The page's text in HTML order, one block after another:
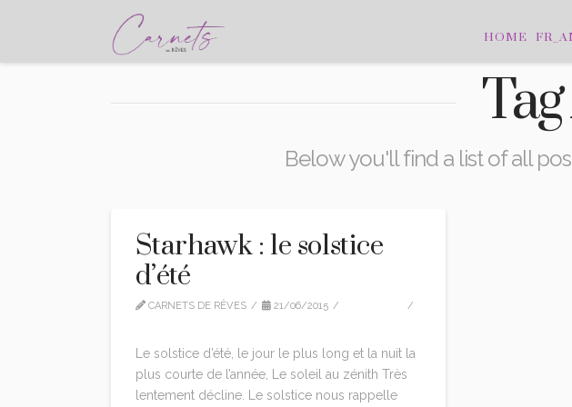
HOME
Below you'll find a list of all
Starhawk : le solstice
d’été
CARNETS DE RÊVES 21/06/2015
Le solstice d’été, le jour le plus long et la nuit la
plus courte de l’année, Le soleil au zénith Très
lentement décline. Le solstice nous rappelle